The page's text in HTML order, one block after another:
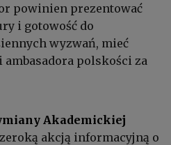
powinien prezentować
i gotowość do
wyzwań, mieć
polskości za
Akademickiej
akcją informacyjną o